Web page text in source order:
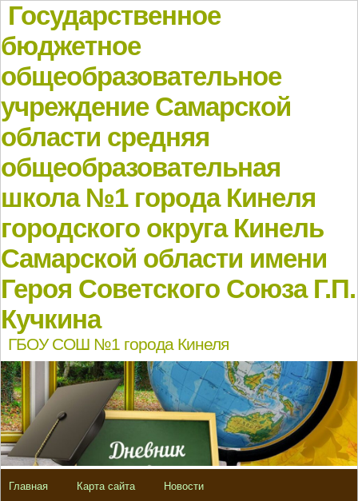
Государственное
бюджетное
общеобразовательное
учреждение Самарской
области средняя
общеобразовательная
школа №1 города Кинеля
городского округа Кинель
Самарской области имени
Героя Советского Союза Г.П.
Кучкина
ГБОУ СОШ №1 города Кинеля
Главная Карта сайта Новости